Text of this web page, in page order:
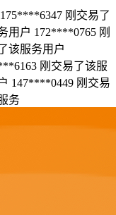
刚交易了
用户 172****0765 刚
该服务用户
刚交易了该服
147****0449 刚交易
务